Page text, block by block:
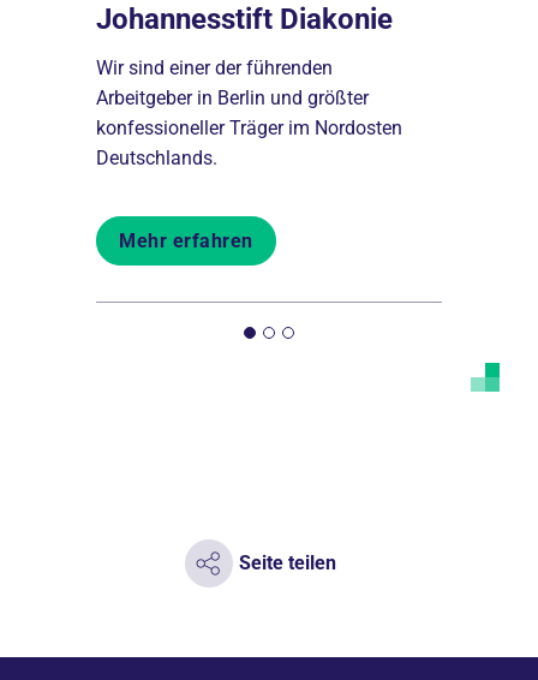
Johannesstift Diakonie
Wir sind einer der führenden
Arbeitgeber in Berlin und größter
konfessioneller Träger im Nordosten
Deutschlands.
Mehr erfahren
Seite teilen